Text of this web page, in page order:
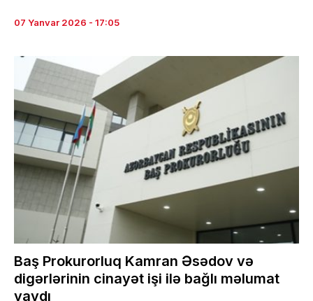
07 Yanvar 2026 - 17:05
Baş Prokurorluq Kamran Əsədov və
digərlərinin cinayət işi ilə bağlı məlumat
yaydı